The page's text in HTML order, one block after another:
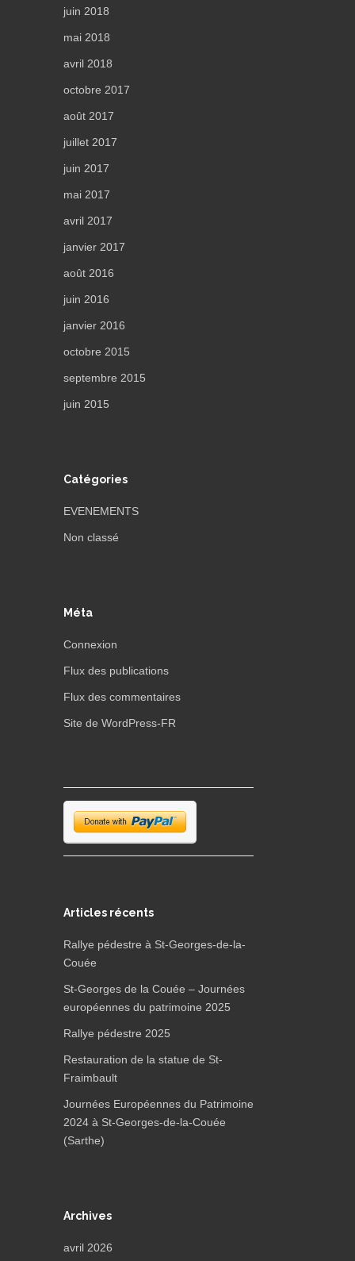
juin 2018
mai 2018
avril 2018
octobre 2017
août 2017
juillet 2017
juin 2017
mai 2017
avril 2017
janvier 2017
août 2016
juin 2016
janvier 2016
octobre 2015
septembre 2015
juin 2015
Catégories
EVENEMENTS
Non classé
Méta
Connexion
Flux des publications
Flux des commentaires
Site de WordPress-FR
Articles récents
Rallye pédestre à St-Georges-de-la-
Couée
St-Georges de la Couée – Journées
européennes du patrimoine 2025
Rallye pédestre 2025
Restauration de la statue de St-
Fraimbault
Journées Européennes du Patrimoine
2024 à St-Georges-de-la-Couée
(Sarthe)
Archives
avril 2026